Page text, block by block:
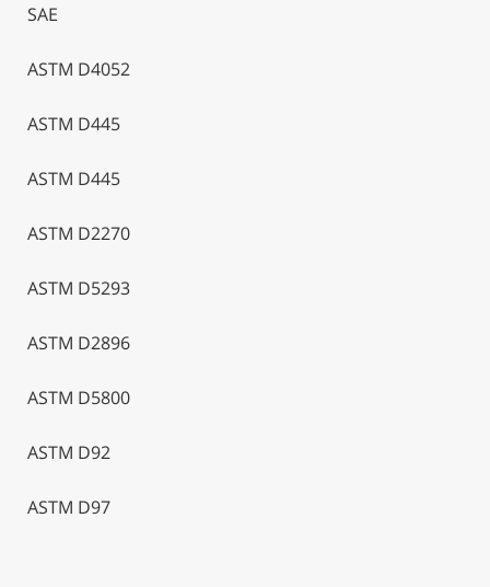
SAE
ASTM D4052
ASTM D445
ASTM D445
ASTM D2270
ASTM D5293
ASTM D2896
ASTM D5800
ASTM D92
ASTM D97